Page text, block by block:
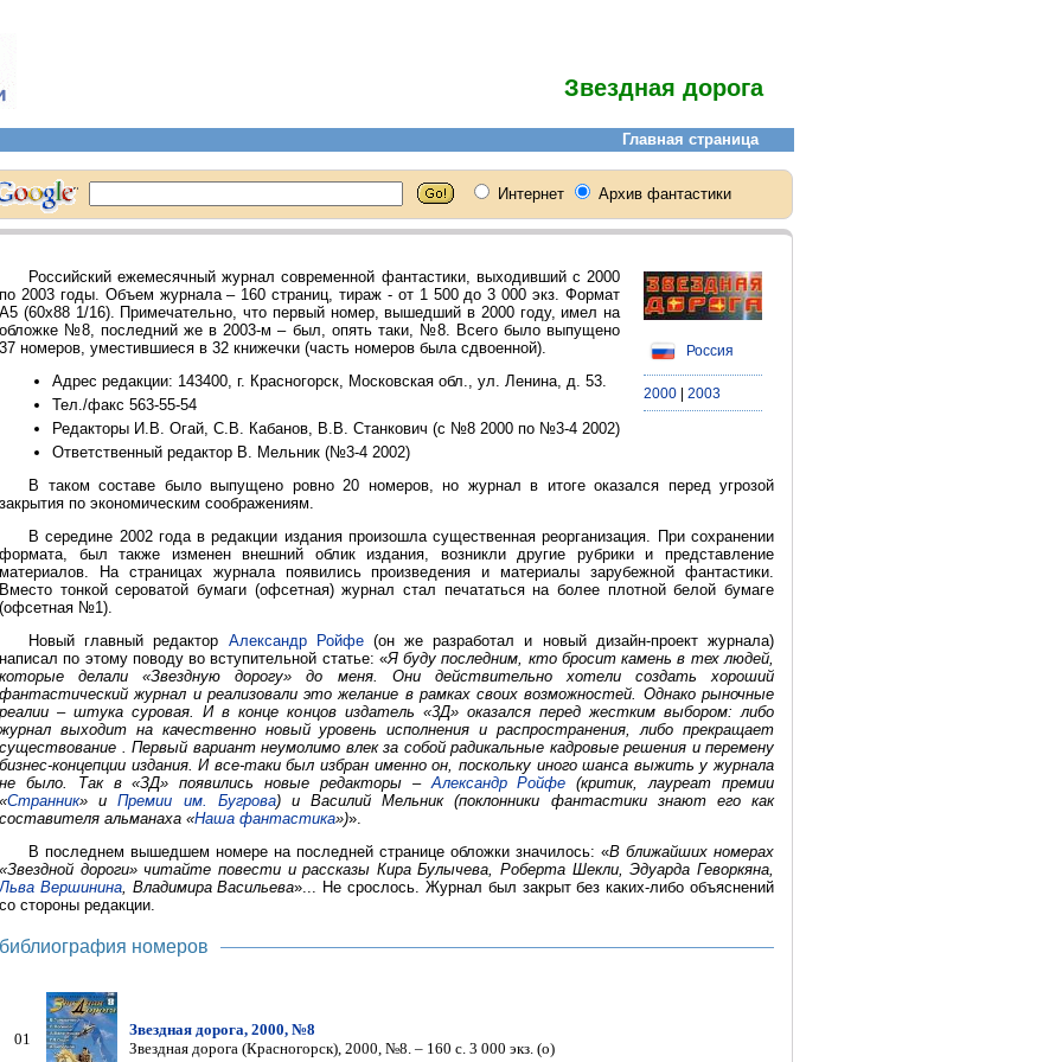
Звездная дорога
Россия
2000 2003
Российский ежемесячный журнал современной фантастики, выходивший с 2000
по 2003 годы. Объем журнала – 160 страниц, тираж - от 1 500 до 3 000 экз. Формат
А5 (60х88 1/16). Примечательно, что первый номер, вышедший в 2000 году, имел на
обложке №8, последний же в 2003-м – был, опять таки, №8. Всего было выпущено
37 номеров, уместившиеся в 32 книжечки (часть номеров была сдвоенной).
Адрес редакции: 143400, г. Красногорск, Московская обл., ул. Ленина, д. 53.
Тел./факс 563-55-54
Редакторы И.В. Огай, С.В. Кабанов, В.В. Станкович (с №8 2000 по №3-4 2002)
Ответственный редактор В. Мельник (№3-4 2002)
В таком составе было выпущено ровно 20 номеров, но журнал в итоге оказался перед угрозой
закрытия по экономическим соображениям.
В середине 2002 года в редакции издания произошла существенная реорганизация. При сохранении
формата, был также изменен внешний облик издания, возникли другие рубрики и представление
материалов. На страницах журнала появились произведения и материалы зарубежной фантастики.
Вместо тонкой сероватой бумаги (офсетная) журнал стал печататься на более плотной белой бумаге
(офсетная №1).
Новый главный редактор Александр Ройфе(он же разработал и новый дизайн-проект журнала)
написал по этому поводу во вступительной статье: «Я буду последним, кто бросит камень в тех людей,
которые делали «Звездную дорогу» до меня. Они действительно хотели создать хороший
фантастический журнал и реализовали это желание в рамках своих возможностей. Однако рыночные
реалии – штука суровая. И в конце концов издатель «3Д» оказался перед жестким выбором: либо
журнал выходит на качественно новый уровень исполнения и распространения, либо прекращает
существование . Первый вариант неумолимо влек за собой радикальные кадровые решения и перемену
бизнес-концепции издания. И все-таки был избран именно он, поскольку иного шанса выжить у журнала
не было. Так в «ЗД» появились новые редакторы –Александр Ройфе (критик, лауреат премии
«Странник» иПремии им. Бугрова) и Василий Мельник (поклонники фантастики знают его как
составителя альманаха «Наша фантастика»)».
В последнем вышедшем номере на последней странице обложки значилось: «В ближайших номерах
«Звездной дороги» читайте повести и рассказы Кира Булычева, Роберта Шекли, Эдуарда Геворкяна,
Льва Вершинина, Владимира Васильева»... Не срослось. Журнал был закрыт без каких-либо объяснений
со стороны редакции.
библиография номеров
01
Звездная дорога, 2000, №8
Звездная дорога (Красногорск), 2000, №8. – 160 с. 3 000 экз. (о)